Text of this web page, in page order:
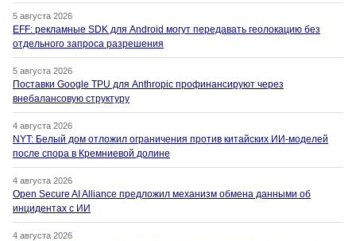
5 августа 2026
EFF: рекламные SDK для Android могут передавать геолокацию без
отдельного запроса разрешения
5 августа 2026
Поставки Google TPU для Anthropic профинансируют через
внебалансовую структуру
4 августа 2026
NYT: Белый дом отложил ограничения против китайских ИИ-моделей
после спора в Кремниевой долине
4 августа 2026
Open Secure AI Alliance предложил механизм обмена данными об
инцидентах с ИИ
4 августа 2026